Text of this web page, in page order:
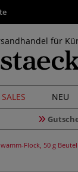
für
SALES NEU
Flock, 50 g Beutel